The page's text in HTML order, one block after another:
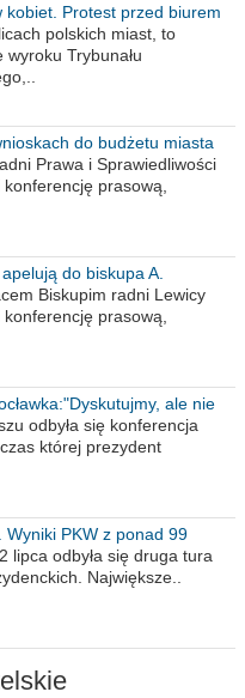
kobiet. Protest przed biurem
polskich miast, to
wyroku Trybunału
do budżetu miasta
Prawa i Sprawiedliwości
prasową,
do biskupa A.
Biskupim radni Lewicy
prasową,
ale nie
odbyła się konferencja
której prezydent
Wyniki PKW z ponad 99
lipca odbyła się druga tura
Największe..